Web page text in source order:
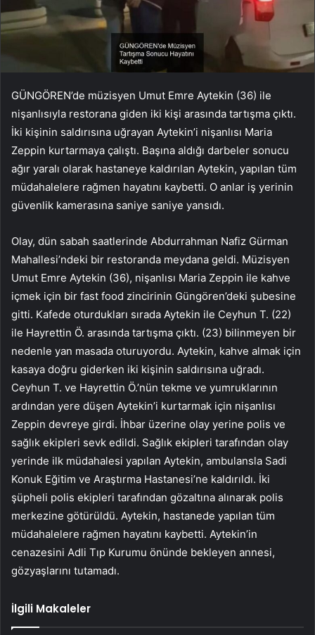
GÜNGÖREN’de müzisyen Umut Emre Aytekin (36) ile
nişanlısıyla restorana giden iki kişi arasında tartışma çıktı.
İki kişinin saldırısına uğrayan Aytekin’i nişanlısı Maria
Zeppin kurtarmaya çalıştı. Başına aldığı darbeler sonucu
ağır yaralı olarak hastaneye kaldırılan Aytekin, yapılan tüm
müdahalelere rağmen hayatını kaybetti. O anlar iş yerinin
güvenlik kamerasına saniye saniye yansıdı.
Olay, dün sabah saatlerinde Abdurrahman Nafiz Gürman
Mahallesi’ndeki bir restoranda meydana geldi. Müzisyen
Umut Emre Aytekin (36), nişanlısı Maria Zeppin ile kahve
içmek için bir fast food zincirinin Güngören’deki şubesine
gitti. Kafede oturdukları sırada Aytekin ile Ceyhun T. (22)
ile Hayrettin Ö. arasında tartışma çıktı. (23) bilinmeyen bir
nedenle yan masada oturuyordu. Aytekin, kahve almak için
kasaya doğru giderken iki kişinin saldırısına uğradı.
Ceyhun T. ve Hayrettin Ö.’nün tekme ve yumruklarının
ardından yere düşen Aytekin’i kurtarmak için nişanlısı
Zeppin devreye girdi. İhbar üzerine olay yerine polis ve
sağlık ekipleri sevk edildi. Sağlık ekipleri tarafından olay
yerinde ilk müdahalesi yapılan Aytekin, ambulansla Sadi
Konuk Eğitim ve Araştırma Hastanesi’ne kaldırıldı. İki
şüpheli polis ekipleri tarafından gözaltına alınarak polis
merkezine götürüldü. Aytekin, hastanede yapılan tüm
müdahalelere rağmen hayatını kaybetti. Aytekin’in
cenazesini Adli Tıp Kurumu önünde bekleyen annesi,
gözyaşlarını tutamadı.
İlgili Makaleler